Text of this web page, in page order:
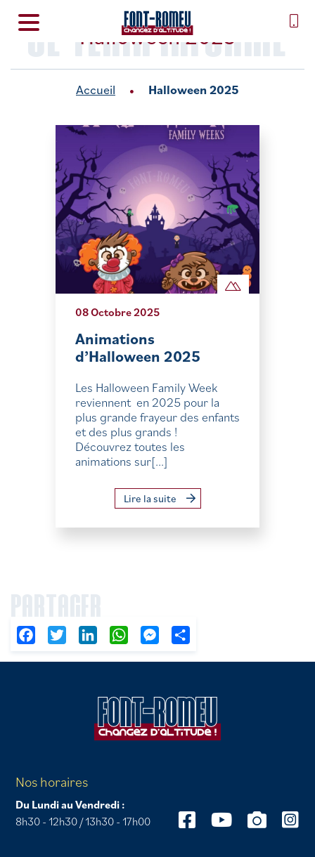
SE TENIR INFORMÉ
Halloween 2025
Accueil Halloween 2025
08 Octobre 2025
Animations
d’Halloween 2025
Les Halloween Family Week
reviennent en 2025 pour la
plus grande frayeur des enfants
et des plus grands !
Découvrez toutes les
animations sur[...]
Lire la suite
PARTAGER
FacebookTwitter LinkedIn WhatsAppMessenger
Nos horaires
Du Lundi au Vendredi :
8h30 - 12h30 / 13h30 - 17h00